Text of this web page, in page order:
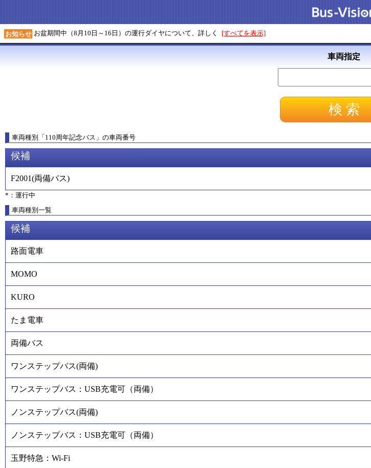
お知らせ お盆期間中（8月10日～16日）の運行ダイヤについて、詳しく [すべてを表示]
車両指定
車両種別 「110周年記念バス 」 の車両番号
候補
F2001(両備バス)
*：運行中
車両種別一覧
候補
路面電車
MOMO
KURO
たま電車
両備バス
ワンステップバス(両備)
ワンステップバス：USB充電可（両備）
ノンステップバス(両備)
ノンステップバス：USB充電可（両備）
玉野特急：Wi-Fi